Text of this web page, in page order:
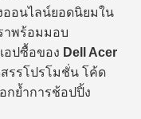
ออนไลน์ยอดนิยมใน
าพร้อมมอบ
อปซื้อของ Dell Acer
รรโปรโมชั่น โค้ด
กย้ำการช้อปปิ้ง